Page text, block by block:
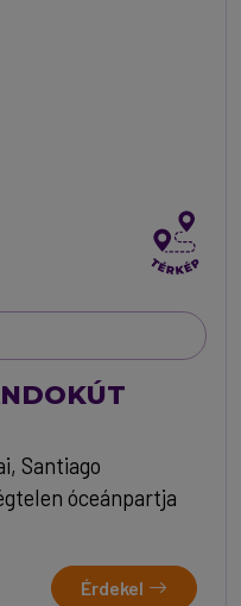
Santiago
óceánpartja
Érdekel